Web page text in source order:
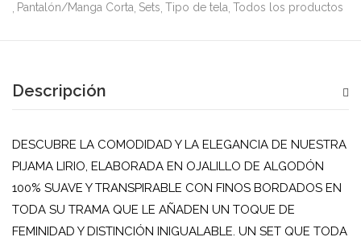
Pantalón/Manga Corta Sets Tipo de tela Todos los productos
Descripción
DESCUBRE LA COMODIDAD Y LA ELEGANCIA DE NUESTRA
PIJAMA LIRIO, ELABORADA EN OJALILLO DE ALGODÓN
100% SUAVE Y TRANSPIRABLE CON FINOS BORDADOS EN
TODA SU TRAMA QUE LE AÑADEN UN TOQUE DE
FEMINIDAD Y DISTINCIÓN INIGUALABLE. UN SET QUE TODA